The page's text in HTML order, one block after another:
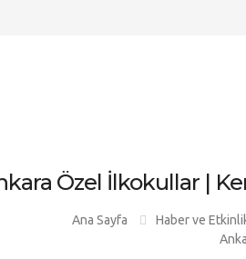
Özel İlkokullar |
Ana Sayfa Haber ve